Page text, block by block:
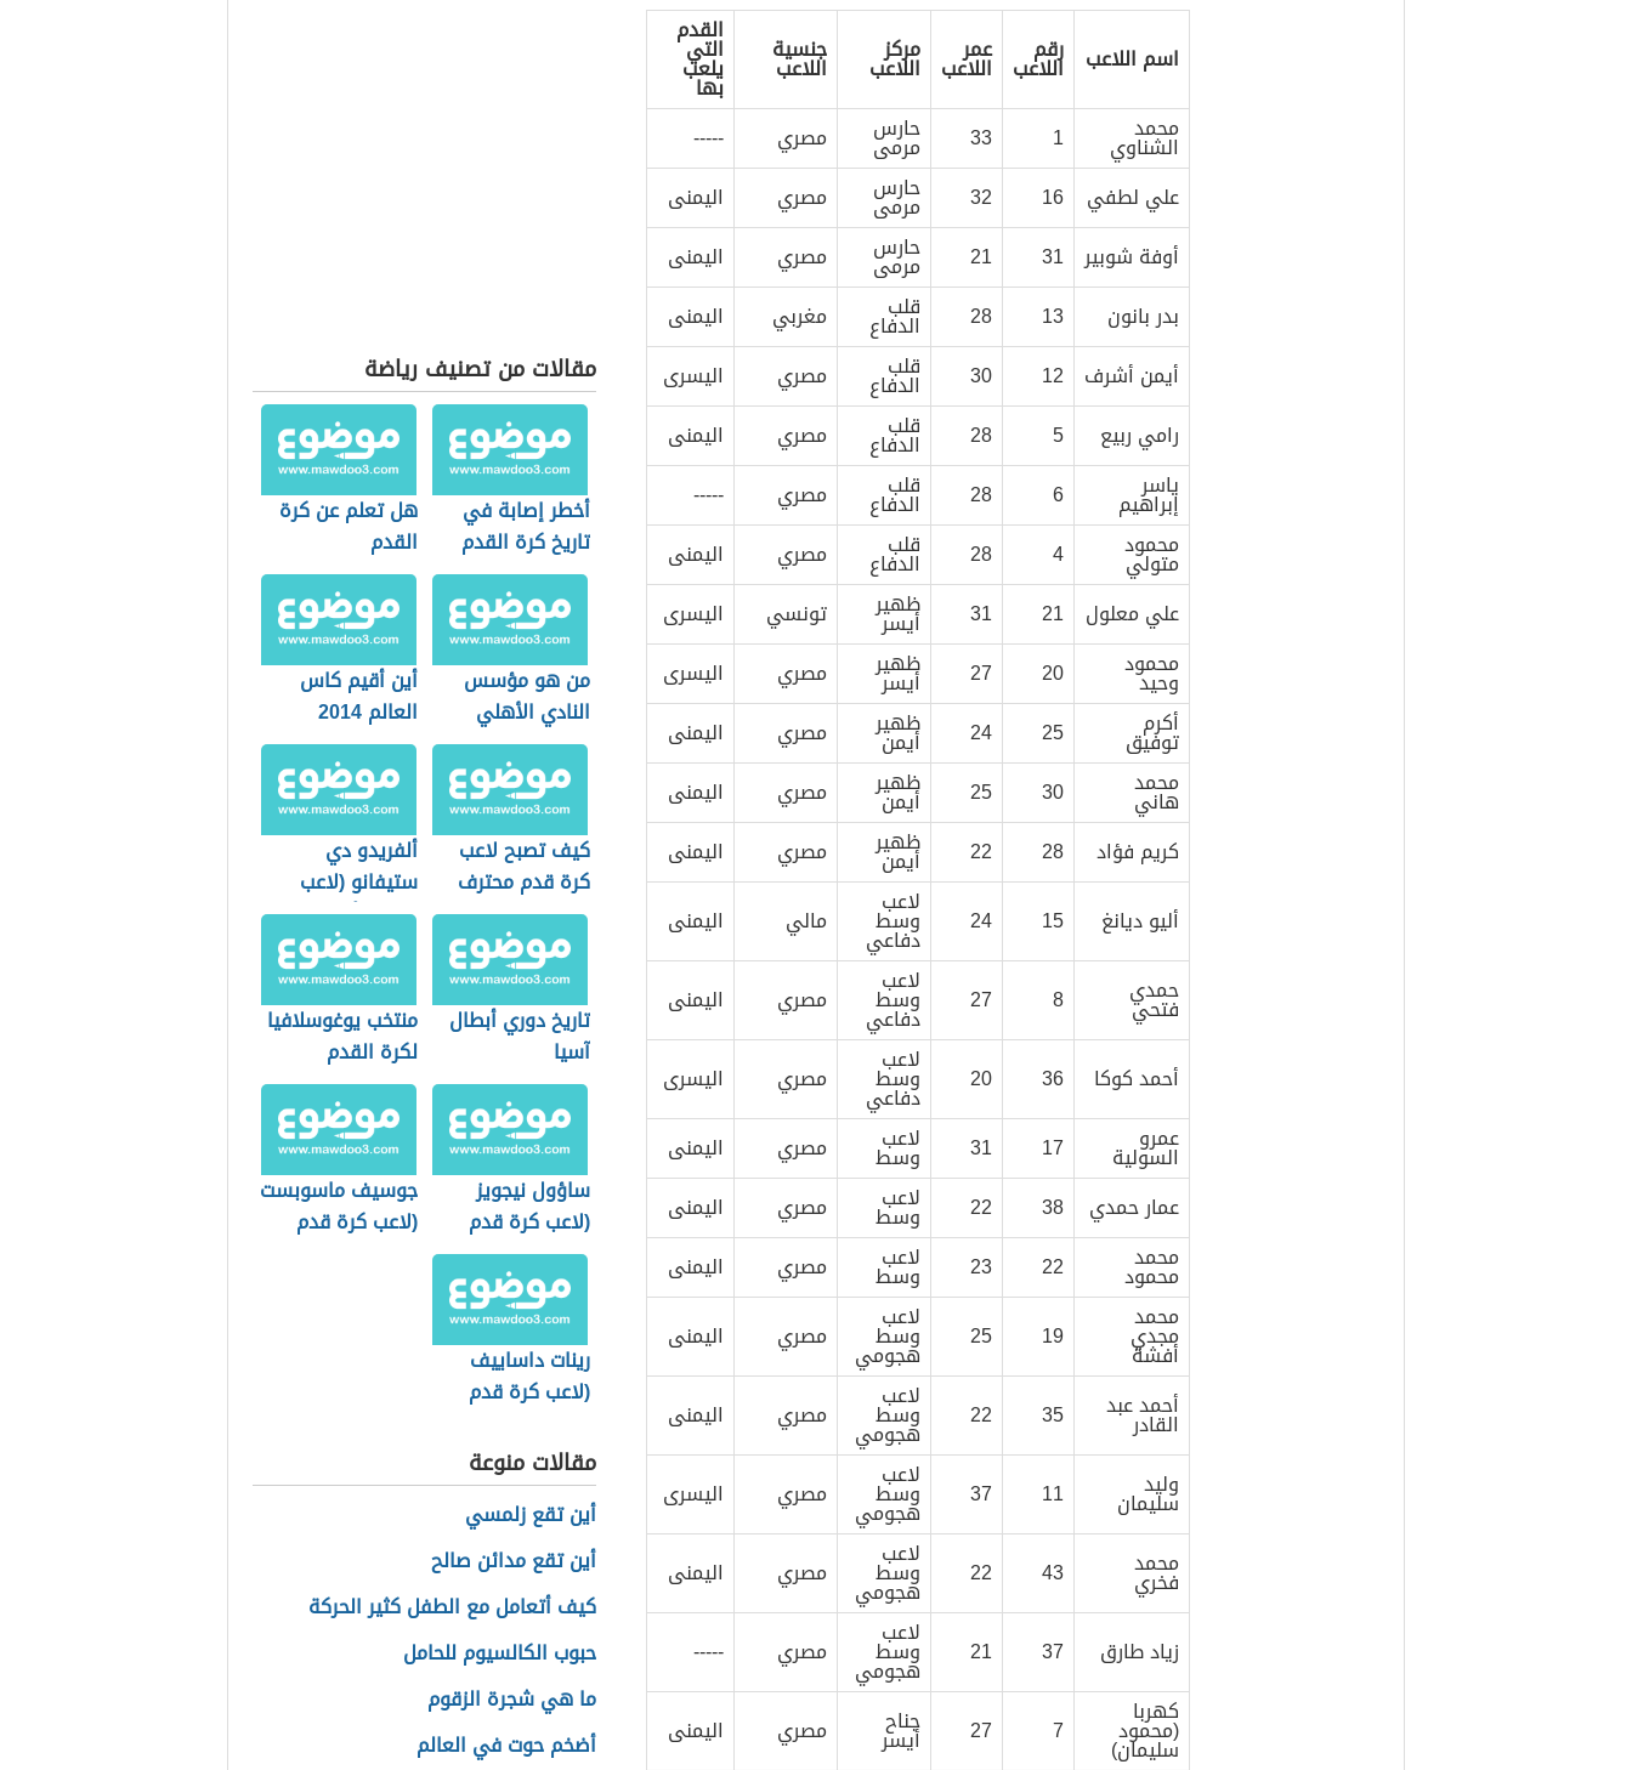
اسم اللاعب رقم
اللاعب
عمر
اللاعب
مركز
اللاعب
جنسية
اللاعب
القدم
التي
يلعب
بها
محمد
الشناوي 1
33 حارس
مرمى مصري
-----
علي لطفي
16
32 حارس
مرمى مصري
اليمنى
أوفة شوبير 31
21 حارس
مرمى مصري
اليمنى
بدر بانون
13
28 قلب
الدفاع مغربي
اليمنى
أيمن أشرف
12
30 قلب
الدفاع مصري
اليسرى
رامي ربيع
5
28 قلب
الدفاع مصري
اليمنى
ياسر
إبراهيم 6
28 قلب
الدفاع مصري
-----
محمود
متولي 4
28 قلب
الدفاع مصري
اليمنى
علي معلول
21
31 ظهير
أيسر تونسي
اليسرى
محمود
وحيد 20
27 ظهير
أيسر مصري
اليسرى
أكرم
توفيق 25
24 ظهير
أيمن مصري
اليمنى
محمد
هاني 30
25 ظهير
أيمن مصري
اليمنى
كريم فؤاد
28
22 ظهير
أيمن مصري
اليمنى
أليو ديانغ
15
24
لاعب
وسط
دفاعي
مالي
اليمنى
حمدي
فتحي 8
27
لاعب
وسط
دفاعي
مصري اليمنى
أحمد كوكا 36
20
لاعب
وسط
دفاعي
مصري
اليسرى
عمرو
السولية 17
31 لاعب
وسط مصري
اليمنى
عمار حمدي
38
22 لاعب
وسط مصري
اليمنى
محمد
محمود 22
23 لاعب
وسط مصري
اليمنى
محمد
مجدي
أفشة
19
25
لاعب
وسط
هجومي
مصري
اليمنى
أحمد عبد
القادر 35
22
لاعب
وسط
هجومي
مصري
اليمنى
وليد
سليمان 11
37
لاعب
وسط
هجومي
مصري
اليسرى
محمد
فخري 43
22
لاعب
وسط
هجومي
مصري اليمنى
زياد طارق 37
21
لاعب
وسط
هجومي
مصري
-----
كهربا
(محمود
سليمان)
7
27 جناح
أيسر مصري
اليمنى
مقالات من تصنيف رياضة
أخطر إصابة في
تاريخ كرة القدم
هل تعلم عن كرة
القدم
من هو مؤسس
النادي الأهلي
أين أقيم كاس
العالم 2014
كيف تصبح لاعب
كرة قدم محترف
ألفريدو دي
ستيفانو (لاعب
ومدرب أرجنتيني)
تاريخ دوري أبطال
آسيا
منتخب يوغوسلافيا
لكرة القدم
ساؤول نيجويز
(لاعب كرة قدم
إسباني)
جوسيف ماسوبست
(لاعب كرة قدم
رينات داساييف
(لاعب كرة قدم
مقالات منوعة
أين تقع زلمسي
أين تقع مدائن صالح
كيف أتعامل مع الطفل كثير الحركة
حبوب الكالسيوم للحامل
ما هي شجرة الزقوم
أضخم حوت في العالم